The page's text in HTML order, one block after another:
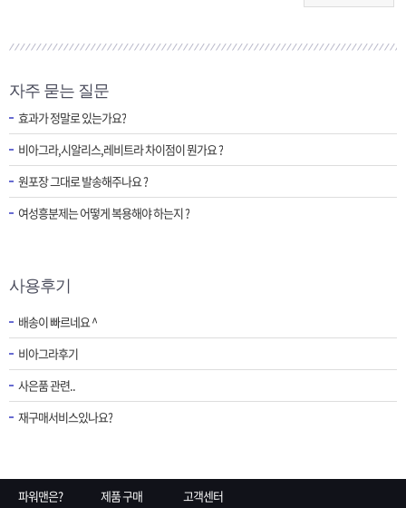
자주 묻는 질문
효과가 정말로 있는가요?
비아그라,시알리스,레비트라 차이점이 뭔가요 ?
원포장 그대로 발송해주나요 ?
여성흥분제는 어떻게 복용해야 하는지 ?
사용후기
배송이 빠르네요 ^
비아그라후기
사은품 관련..
재구매서비스있나요?
파워맨은? 제품 구매 고객센터